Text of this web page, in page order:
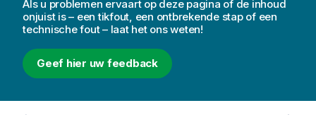
Als u problemen ervaart op deze pagina of de inhoud
onjuist is – een tikfout, een ontbrekende stap of een
technische fout – laat het ons weten!
Geef hier uw feedback